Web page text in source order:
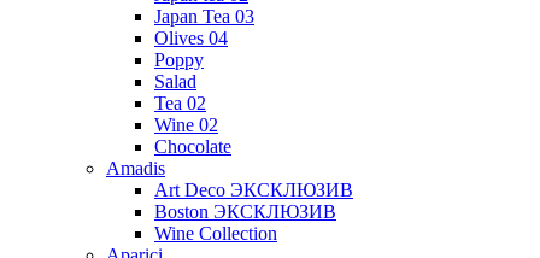
Japan Tea 03
Olives 04
Poppy
Salad
Tea 02
Wine 02
Chocolate
Amadis
Art Deco ЭКСКЛЮЗИВ
Boston ЭКСКЛЮЗИВ
Wine Collection